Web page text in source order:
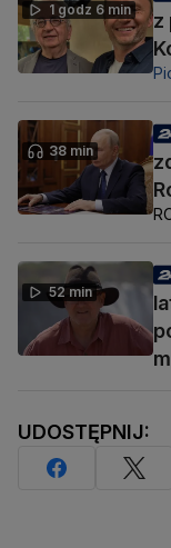
1 godz 6 min
z
38 min
52 min
UDOSTĘPNIJ: